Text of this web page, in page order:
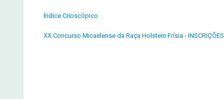
Índice Crioscópico
XX Concurso Micaelense da Raça Holstein Frísia - INSCRIÇÕES